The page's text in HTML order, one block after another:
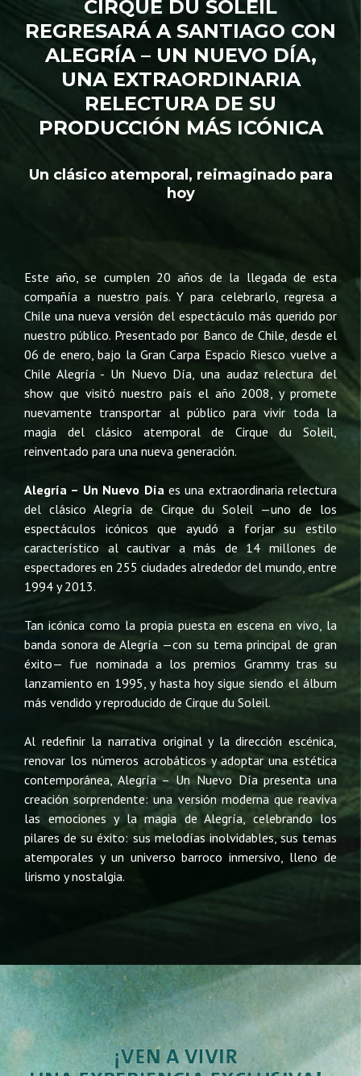
CIRQUE DU SOLEIL
REGRESARÁ A SANTIAGO CON
ALEGRÍA – UN NUEVO DÍA,
UNA EXTRAORDINARIA
RELECTURA DE SU
PRODUCCIÓN MÁS ICÓNICA
Un clásico atemporal, reimaginado para
hoy
Este año, se cumplen 20 años de la llegada de esta
compañía a nuestro país. Y para celebrarlo, regresa a
Chile una nueva versión del espectáculo más querido por
nuestro público. Presentado por Banco de Chile, desde el
06 de enero, bajo la Gran Carpa Espacio Riesco vuelve a
Chile Alegría - Un Nuevo Día, una audaz relectura del
show que visitó nuestro país el año 2008, y promete
nuevamente transportar al público para vivir toda la
magia del clásico atemporal de Cirque du Soleil,
reinventado para una nueva generación.
Alegría – Un Nuevo Día es una extraordinaria relectura
del clásico Alegría de Cirque du Soleil —uno de los
espectáculos icónicos que ayudó a forjar su estilo
característico al cautivar a más de 14 millones de
espectadores en 255 ciudades alrededor del mundo, entre
1994 y 2013.
Tan icónica como la propia puesta en escena en vivo, la
banda sonora de Alegría —con su tema principal de gran
éxito— fue nominada a los premios Grammy tras su
lanzamiento en 1995, y hasta hoy sigue siendo el álbum
más vendido y reproducido de Cirque du Soleil.
Al redefinir la narrativa original y la dirección escénica,
renovar los números acrobáticos y adoptar una estética
contemporánea, Alegría – Un Nuevo Día presenta una
creación sorprendente: una versión moderna que reaviva
las emociones y la magia de Alegría, celebrando los
pilares de su éxito: sus melodías inolvidables, sus temas
atemporales y un universo barroco inmersivo, lleno de
lirismo y nostalgia.